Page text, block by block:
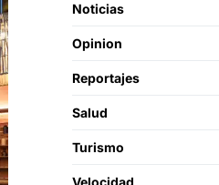
Noticias
Opinion
Reportajes
Salud
Turismo
Velocidad